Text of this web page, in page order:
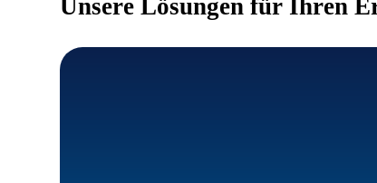
Unsere Lösungen für Ihren